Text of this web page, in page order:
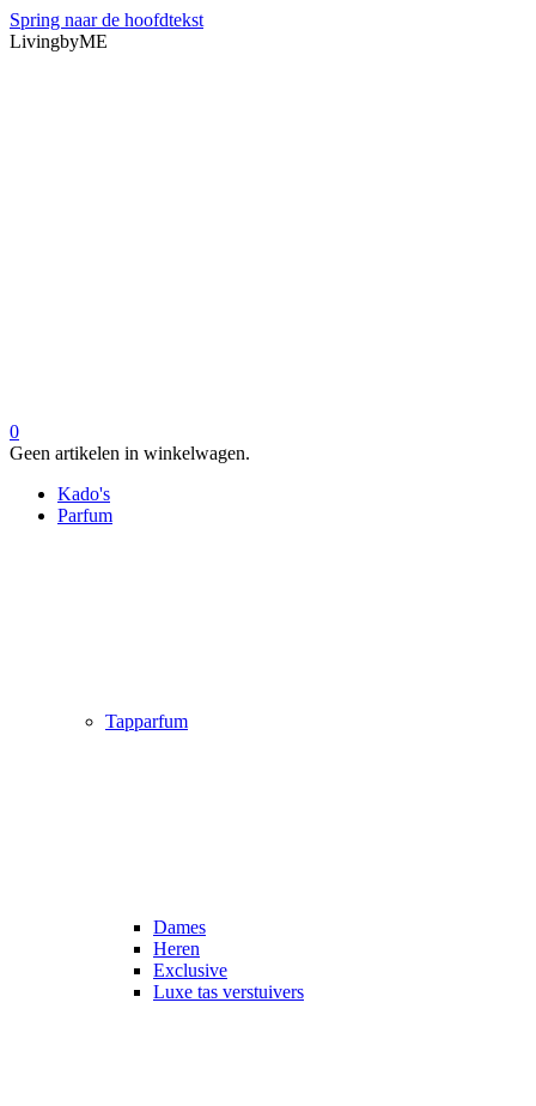
Spring naar de hoofdtekst
LivingbyME
0
Geen artikelen in winkelwagen.
Kado's
Parfum
Tapparfum
Dames
Heren
Exclusive
Luxe tas verstuivers